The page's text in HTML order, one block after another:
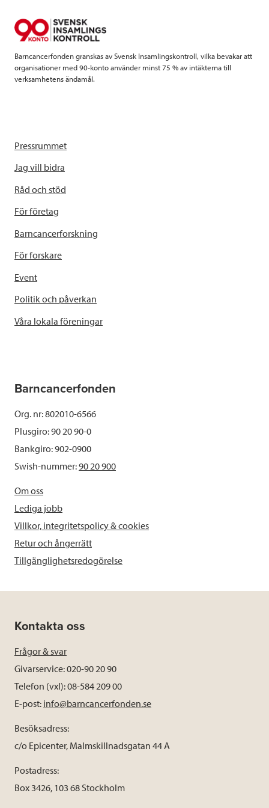
k
Barncancerfonden granskas av Svensk Insamlingskontroll, vilka bevakar att
organisationer med 90-konto använder minst 75 % av intäkterna till
verksamhetens ändamål.
Pressrummet
Jag vill bidra
Råd och stöd
För företag
Barncancerforskning
För forskare
Event
Politik och påverkan
Våra lokala föreningar
Barncancerfonden
Org. nr: 802010-6566
Plusgiro: 90 20 90-0
Bankgiro: 902-0900
Swish-nummer:90 20 900
Om oss
Lediga jobb
Villkor, integritetspolicy & cookies
Retur och ångerrätt
Tillgänglighetsredogörelse
Kontakta oss
Frågor & svar
Givarservice: 020-90 20 90
Telefon (vxl): 08-584 209 00
E-post: info@barncancerfonden.se
Besöksadress:
c/o Epicenter, Malmskillnadsgatan 44 A
Postadress:
Box 3426, 103 68 Stockholm